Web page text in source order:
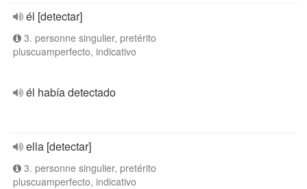
él [detectar]
3. personne singulier, pretérito
pluscuamperfecto, indicativo
él había detectado
ella [detectar]
3. personne singulier, pretérito
pluscuamperfecto, indicativo